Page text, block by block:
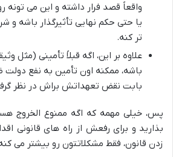
واقعاً قصد فرار داشته و این می
یا حتی حکم نهایی تأثیرگذار باشه و
تر کنه.
علاوه بر این، اگه قبلاً تأمینی (مثل
باشه، ممکنه اون تأمین به نفع
بابت نقض تعهداتش براش در نظر
پس، خیلی مهمه که اگه ممنوع الخروج
بذارید و برای رفعش از راه های قانونی
زدن قانون، فقط مشکلاتتون رو بیشتر می